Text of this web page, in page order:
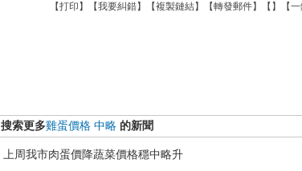
【打印 】【我要糾錯】【複製鏈結】【轉發郵件】【 】 【
搜索更多雞蛋價格 中略 的新聞
上周我市肉蛋價降蔬菜價格穩中略升